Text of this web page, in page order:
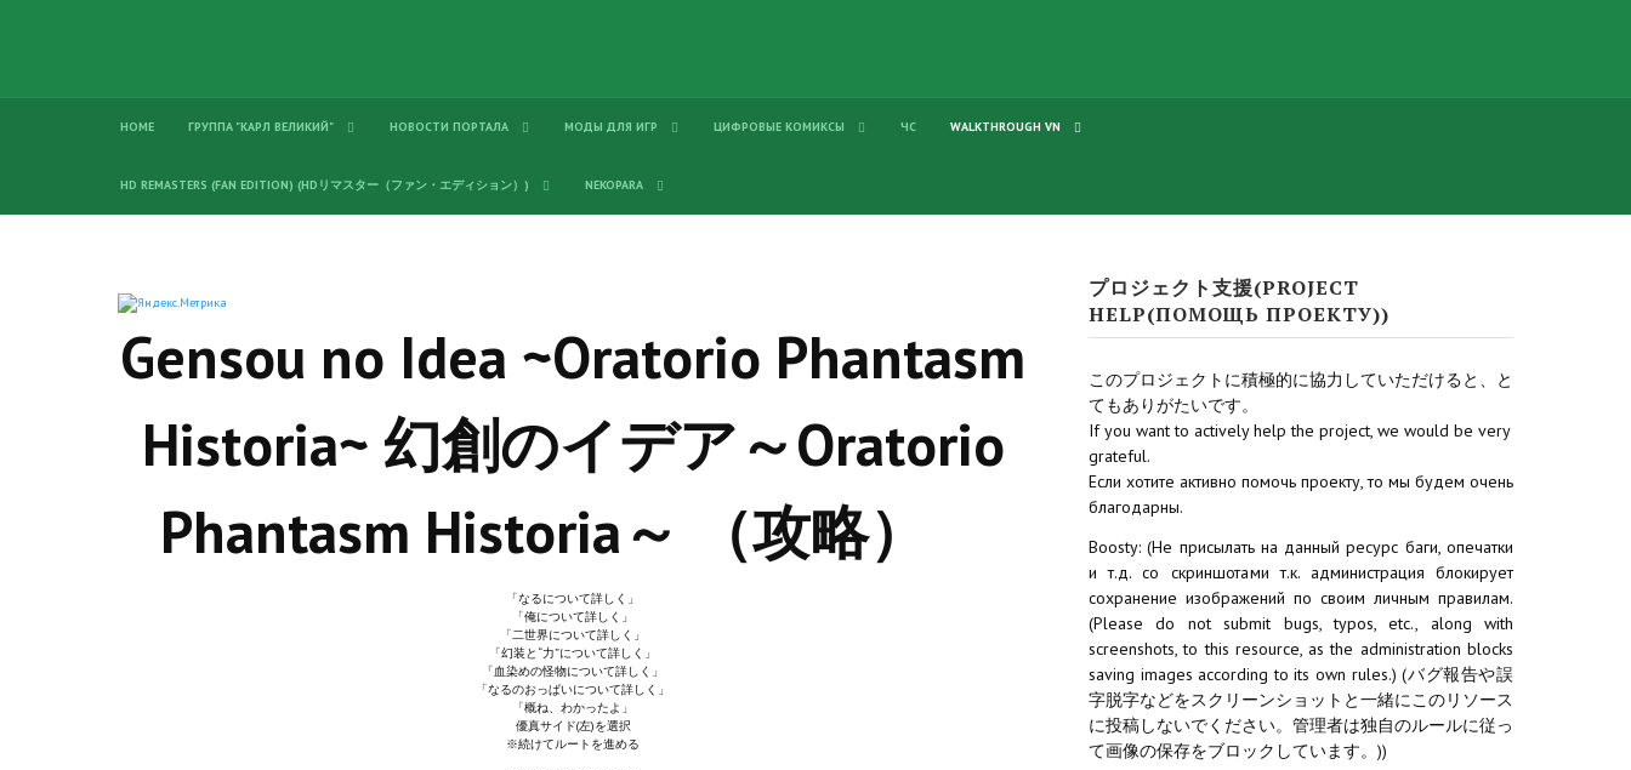
HOME ГРУППА "КАРЛ ВЕЛИКИЙ" НОВОСТИ ПОРТАЛА МОДЫ ДЛЯ ИГР ЦИФРОВЫЕ КОМИКСЫ ЧС WALKTHROUGH VN
HD REMASTERS (FAN EDITION) (HDリマスター（ファン・エディション）) NEKOPARA
Gensou no Idea ~Oratorio Phantasm
Historia~ 幻創のイデア～Oratorio
Phantasm Historia～ （攻略）
「なるについて詳しく」
「俺について詳しく」
「二世界について詳しく」
「幻装と“力”について詳しく」
「血染めの怪物について詳しく」
「なるのおっぱいについて詳しく」
「概ね、わかったよ」
優真サイド(左)を選択
※続けてルートを進める
プロジェクト支援(PROJECT
HELP(ПОМОЩЬ ПРОЕКТУ))
このプロジェクトに積極的に協力していただけると、と
てもありがたいです。
If you want to actively help the project, we would be very
grateful.
Если хотите активно помочь проекту, то мы будем очень
благодарны.
Boosty: (Не присылать на данный ресурс баги, опечатки
и т.д. со скриншотами т.к. администрация блокирует
сохранение изображений по своим личным правилам.
(Please do not submit bugs, typos, etc., along with
screenshots, to this resource, as the administration blocks
saving images according to its own rules.) (バグ報告や誤
字脱字などをスクリーンショットと一緒にこのリソース
に投稿しないでください。管理者は独自のルールに従っ
て画像の保存をブロックしています。))